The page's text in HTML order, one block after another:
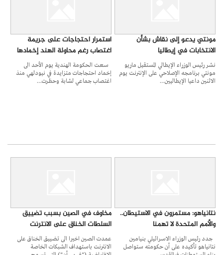
مونتي يدعو إلى نقاش بشأن
الانتخابات في إيطاليا
نشر رئيس الوزراء الإيطالي المستقيل ماريو
مونتي برنامجه الإصلاحي على الإنترنت يوم
الاثنين داعيا الإيطاليين…
استمرار احتجاجات على جريمة
اغتصاب رغم محاولة الهند إخمادها
سعت الحكومة الهندية يوم الأحد الى
إخماد احتجاجات متزايدة في نيودلهي منذ
اغتصاب جماعي لشابة وحظرت…
نتانياهو: مستمرون في الاستيطان..
والأمم المتحدة لا تهمنا
جدد رئيس الوزراء الاسرائيلي بنيامين
نتانياهو تأكيده على أن حكومته ستواصل
مخاوف في الصين بسبب تضييق
السلطات الخناق على الانترنت
عمدت الصين اخيرا الى تضييق الخناق على
الانترنت باستهداف الشبكات الخاصة